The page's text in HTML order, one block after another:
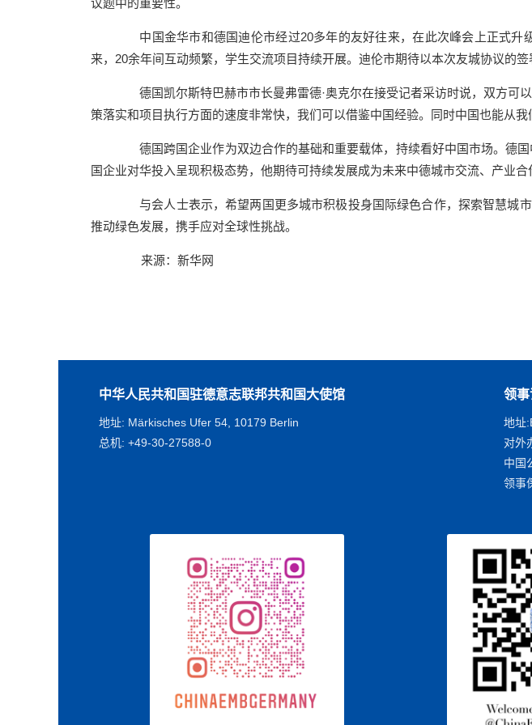
议题中的重要性。
中国金华市和德国迪伦市经过20多年的友好往来，在此次峰会上正式升
来，20余年间互动频繁，学生交流项目持续开展。迪伦市期待以本次友城协议的
德国凯尔斯特巴赫市市长曼弗雷德·奥克尔在接受记者采访时说，双方可
策落实和项目执行方面的速度非常快，我们可以借鉴中国经验。同时中国也能从
德国跨国企业作为双边合作的基础和重要载体，持续看好中国市场。德国
国企业对华投入呈现积极态势，他期待可持续发展成为未来中德城市交流、产业合
与会人士表示，希望两国更多城市积极投身国际绿色合作，探索智慧城市
推动绿色发展，携手应对全球性挑战。
来源：新华网
中华人民共和国驻德意志联邦共和国大使馆
地址: Märkisches Ufer 54, 10179 Berlin
总机: +49-30-27588-0
领
地址
对外
中国
领事